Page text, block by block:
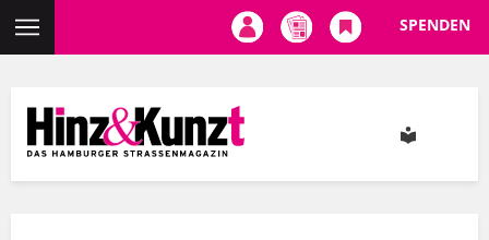
Inhalt
SPENDEN